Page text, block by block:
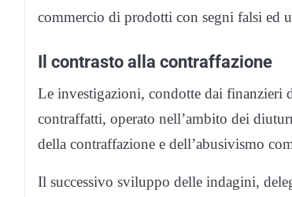
commercio di prodotti con segni falsi ed
Il contrasto alla contraffazione
Le investigazioni, condotte dai finanzieri
contraffatti, operato nell’ambito dei
della contraffazione e dell’abusivismo
Il successivo sviluppo delle indagini,